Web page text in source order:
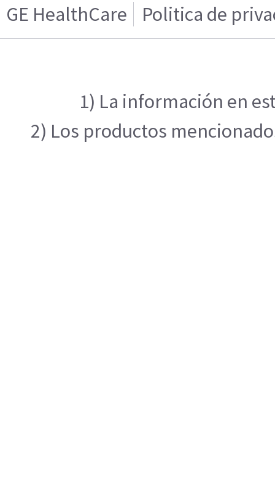
GE HealthCare Politica de
1) La información en
2) Los productos